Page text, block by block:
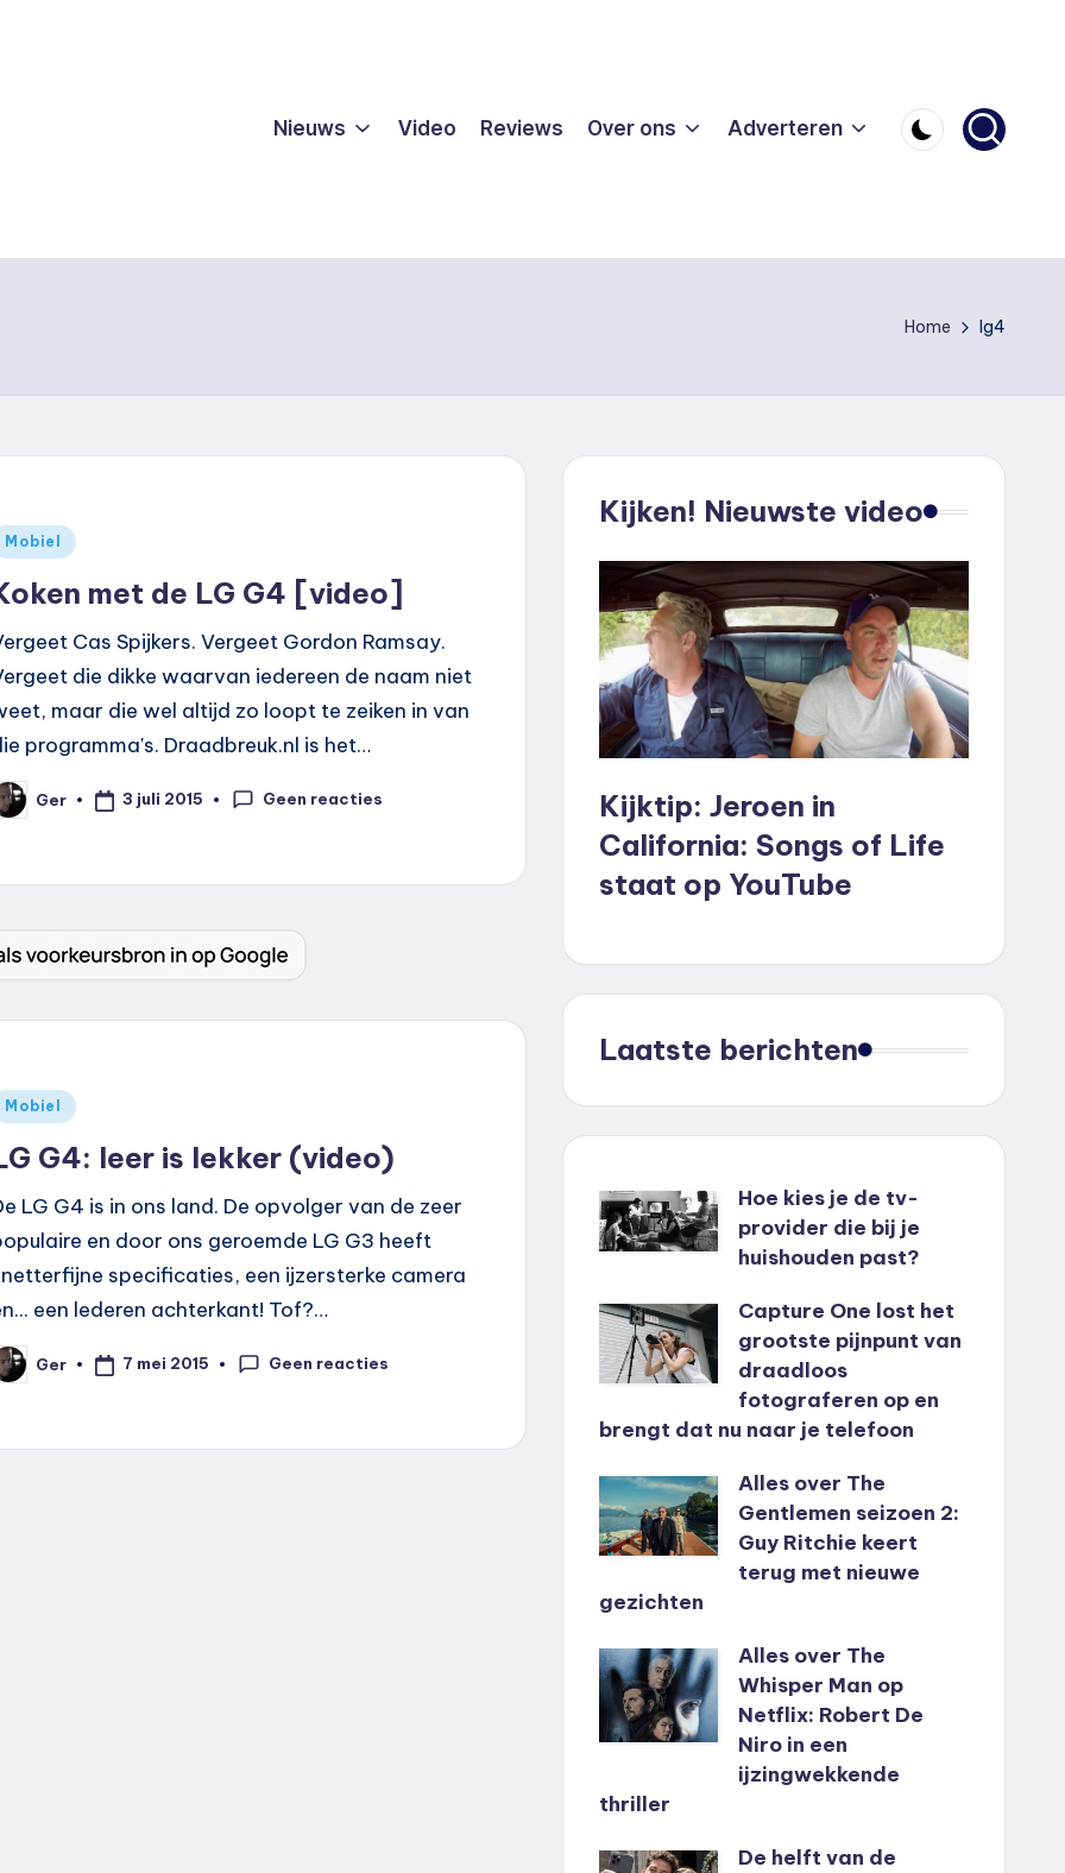
Nieuws Video Reviews Over ons Adverteren
Home lg4
Mobiel
met de LG G4 [video]
Cas Spijkers. Vergeet Gordon Ramsay.
die dikke waarvan iedereen de naam niet
maar die wel altijd zo loopt te zeiken in van
programma's. Draadbreuk.nl is het…
Ger 3 juli 2015 Geen reacties
Mobiel
G4: leer is lekker (video)
LG G4 is in ons land. De opvolger van de zeer
en door ons geroemde LG G3 heeft
specificaties, een ijzersterke camera
een lederen achterkant! Tof?…
Ger 7 mei 2015 Geen reacties
Kijken! Nieuwste video
Kijktip: Jeroen in
California: Songs of Life
staat op YouTube
Laatste berichten
Hoe kies je de tv-
provider die bij je
huishouden past?
Capture One lost het
grootste pijnpunt van
draadloos
fotograferen op en
brengt dat nu naar je telefoon
Alles over The
Gentlemen seizoen 2:
Guy Ritchie keert
terug met nieuwe
gezichten
Alles over The
Whisper Man op
Netflix: Robert De
Niro in een
ijzingwekkende
thriller
De helft van de